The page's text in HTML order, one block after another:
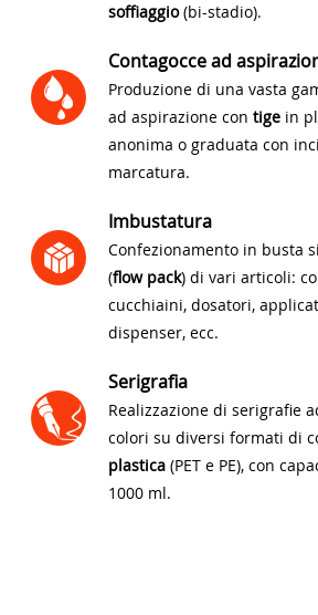
soffiaggio(bi-stadio).
Contagocce ad
Produzione di una vasta
ad aspirazione con tigein
anonima o graduata con
marcatura.
Imbustatura
Confezionamento in busta
(flow pack) di vari articoli:
cucchiaini, dosatori,
dispenser, ecc.
Serigrafia
Realizzazione di serigrafie
colori su diversi formati di
plastica(PET e PE), con
1000 ml.